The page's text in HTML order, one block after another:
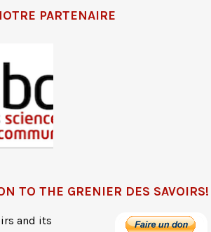
PARTENAIRE
TO THE GRENIER DES SAVOIRS!
and its